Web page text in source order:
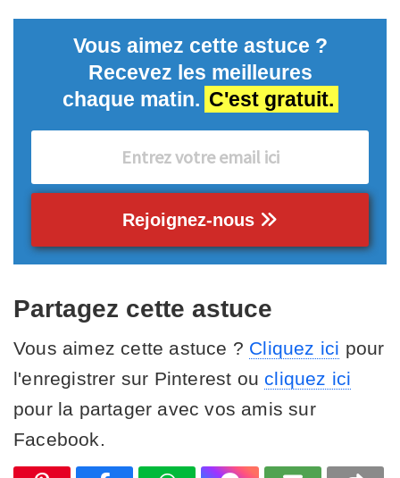
Vous aimez cette astuce ?
Recevez les meilleures
chaque matin. C'est gratuit.
Rejoignez-nous
Partagez cette astuce
Vous aimez cette astuce ? Cliquez ici pour
l'enregistrer sur Pinterest ou cliquez ici
pour la partager avec vos amis sur
Facebook.